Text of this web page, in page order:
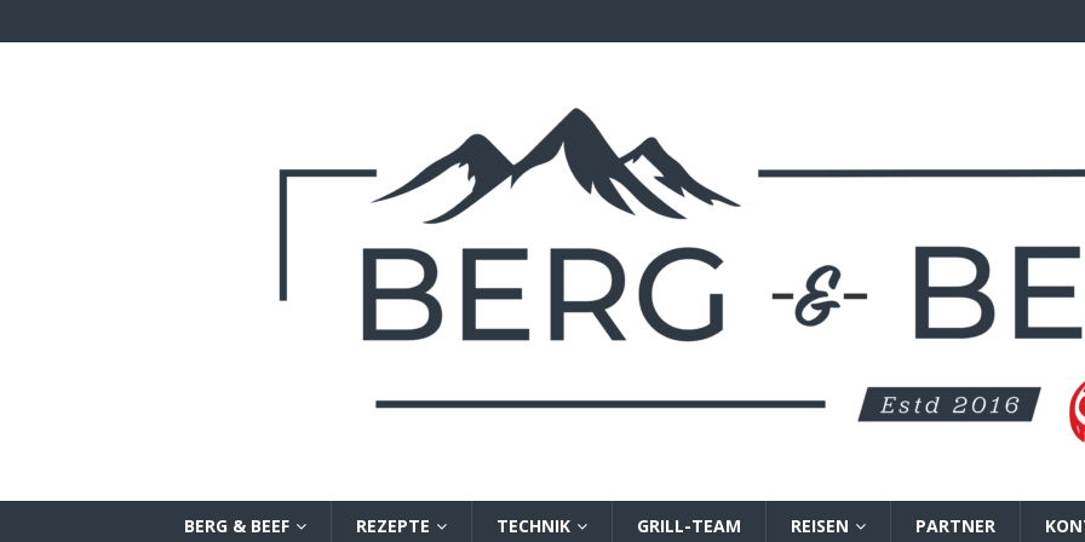
BERG & BEEF REZEPTE TECHNIK GRILL-TEAM REISEN PARTNER